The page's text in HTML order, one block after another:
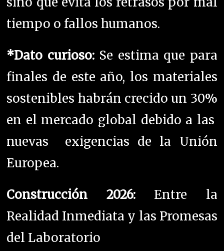
tiempo o fallos humanos.
*Dato curioso:Se estima que para
finales de este año, los materiales
sostenibles habrán crecido un 30%
en el mercado global debido a las
nuevas exigencias de la Unión
Europea.
Construcción 2026:Entre la
Realidad Inmediata y las Promesas
del Laboratorio